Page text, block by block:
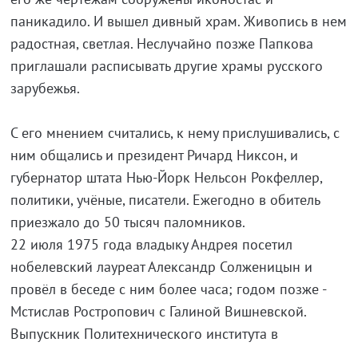
паникадило. И вышел дивный храм. Живопись в нем
радостная, светлая. Неслучайно позже Папкова
приглашали расписывать другие храмы русского
зарубежья.
С его мнением считались, к нему прислушивались, с
ним общались и президент Ричард Никсон, и
губернатор штата Нью-Йорк Нельсон Рокфеллер,
политики, учёные, писатели. Ежегодно в обитель
приезжало до 50 тысяч паломников.
22 июля 1975 года владыку Андрея посетил
нобелевский лауреат Александр Солженицын и
провёл в беседе с ним более часа; годом позже -
Мстислав Ростропович с Галиной Вишневской.
Выпускник Политехнического института в